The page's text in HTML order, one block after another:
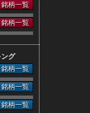
銘柄一覧
銘柄一覧
ング
銘柄一覧
銘柄一覧
銘柄一覧